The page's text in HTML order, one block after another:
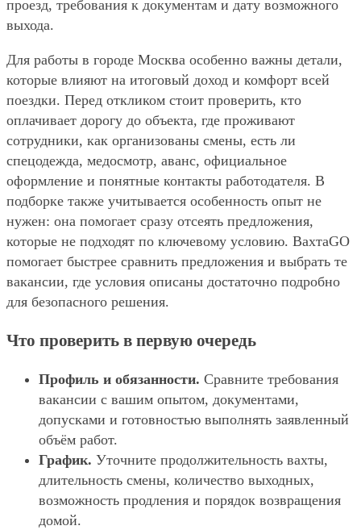
проезд, требования к документам и дату возможного
выхода.
Для работы в городе Москва особенно важны детали,
которые влияют на итоговый доход и комфорт всей
поездки. Перед откликом стоит проверить, кто
оплачивает дорогу до объекта, где проживают
сотрудники, как организованы смены, есть ли
спецодежда, медосмотр, аванс, официальное
оформление и понятные контакты работодателя. В
подборке также учитывается особенность опыт не
нужен: она помогает сразу отсеять предложения,
которые не подходят по ключевому условию. ВахтаGO
помогает быстрее сравнить предложения и выбрать те
вакансии, где условия описаны достаточно подробно
для безопасного решения.
Что проверить в первую очередь
Профиль и обязанности. Сравните требования
вакансии с вашим опытом, документами,
допусками и готовностью выполнять заявленный
объём работ.
График. Уточните продолжительность вахты,
длительность смены, количество выходных,
возможность продления и порядок возвращения
домой.